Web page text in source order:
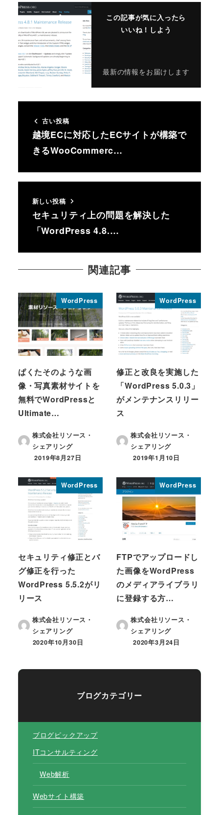
この記事が気に入ったら
いいね！しよう
最新の情報をお届けします
古い投稿
越境ECに対応したECサイトが構築で
きるWooCommerc…
新しい投稿
セキュリティ上の問題を解決した
「WordPress 4.8.…
関連記事
WordPress
ぱくたそのような画
像・写真素材サイトを
無料でWordPressと
Ultimate…
株式会社リソース・
シェアリング
投稿日
2019年8月27日
WordPress
修正と改良を実施した
「WordPress 5.0.3」
がメンテナンスリリー
ス
株式会社リソース・
シェアリング
投稿日
2019年1月10日
WordPress
セキュリティ修正とバ
グ修正を行った
WordPress 5.5.2がリ
リース
株式会社リソース・
シェアリング
投稿日
2020年10月30日
WordPress
FTPでアップロードし
た画像をWordPress
のメディアライブラリ
に登録する方…
株式会社リソース・
シェアリング
投稿日
2020年3月24日
ブログカテゴリー
ブログピックアップ
ITコンサルティング
Web解析
Webサイト構築